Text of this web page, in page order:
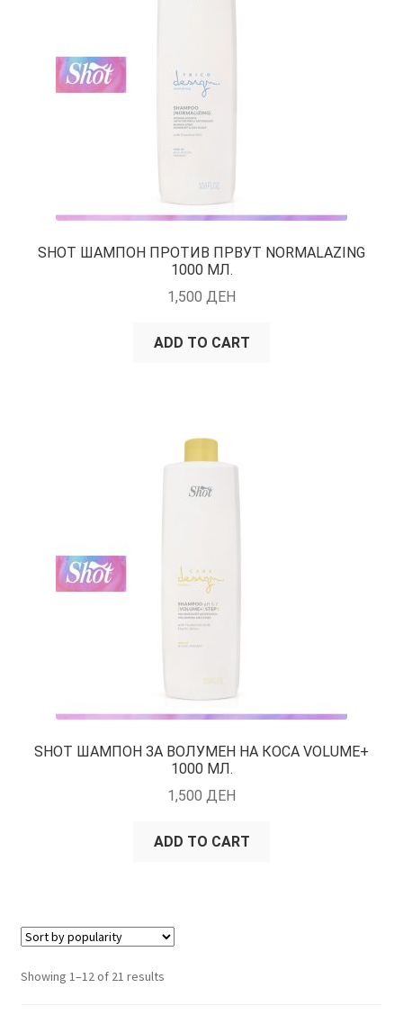
SHOT ШАМПОН ПРОТИВ ПРВУТ NORMALAZING
1000 МЛ.
1,500 ДЕН
ADD TO CART
SHOT ШАМПОН ЗА ВОЛУМЕН НА КОСА VOLUME+
1000 МЛ.
1,500 ДЕН
ADD TO CART
Showing 1–12 of 21 results